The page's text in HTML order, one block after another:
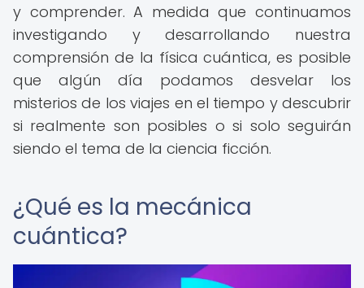
y comprender. A medida que continuamos
investigando y desarrollando nuestra
comprensión de la física cuántica, es posible
que algún día podamos desvelar los
misterios de los viajes en el tiempo y descubrir
si realmente son posibles o si solo seguirán
siendo el tema de la ciencia ficción.
¿Qué es la mecánica
cuántica?